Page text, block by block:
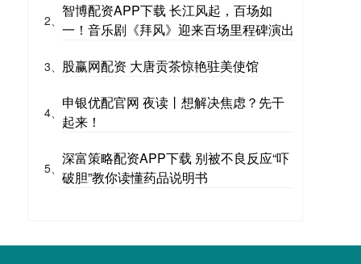
2、
智博配资APP下载 长江风起，百场如
一！音乐剧《拜风》迎来百场里程碑演出
3、 股赢网配资 大唐贡茶惊艳驻美使馆
4、
申银优配官网 夜读丨想解决焦虑？先干
起来！
5、
深富策略配资APP下载 别被不良反应“吓
破胆”教你读懂药品说明书